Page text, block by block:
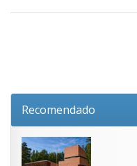
Recomendado